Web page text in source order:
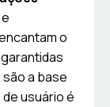
o
a base
usuário é